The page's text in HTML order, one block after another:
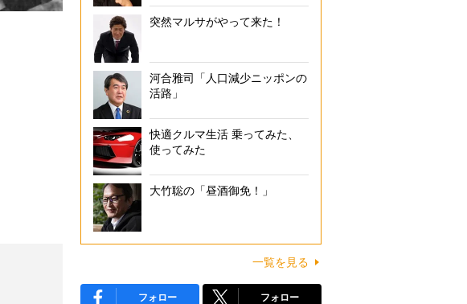
突然マルサがやって来た！
河合雅司「人口減少ニッポンの
活路」
快適クルマ生活 乗ってみた、
使ってみた
大竹聡の「昼酒御免！」
一覧を見る
フォロー フォロー